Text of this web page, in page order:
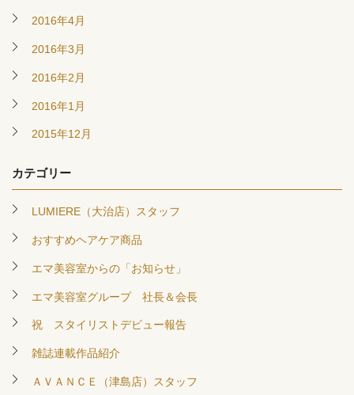
2016年4月
2016年3月
2016年2月
2016年1月
2015年12月
カテゴリー
LUMIERE（大治店）スタッフ
おすすめヘアケア商品
エマ美容室からの「お知らせ」
エマ美容室グループ 社長＆会長
祝 スタイリストデビュー報告
雑誌連載作品紹介
ＡＶＡＮＣＥ（津島店）スタッフ